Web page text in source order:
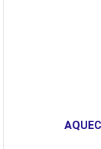
opções de itens
corretiva para
comprometida com
segurança,
resultado final,
realizadas as
sofisticados. Tudo
experiência
singular, por
qualificados.Assim,
na velocidade
regulada, para abrir
para diversas
metalúrgicas e
durabilidade e bom